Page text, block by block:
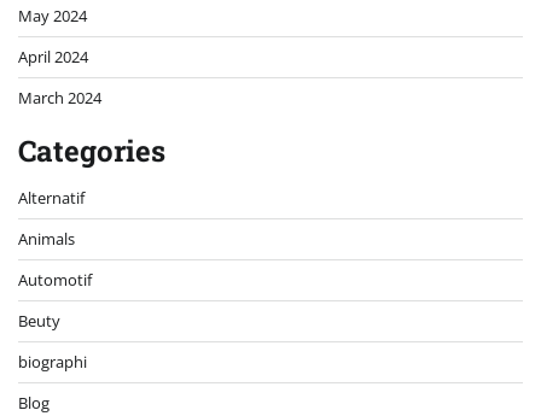
May 2024
April 2024
March 2024
Categories
Alternatif
Animals
Automotif
Beuty
biographi
Blog